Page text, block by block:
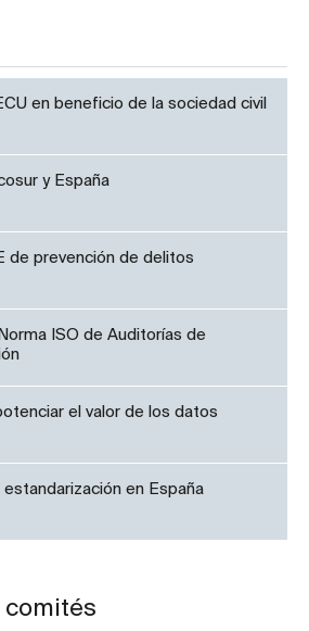
en beneficio de la sociedad civil
y España
de prevención de delitos
ISO de Auditorías de
el valor de los datos
estandarización en España
comités